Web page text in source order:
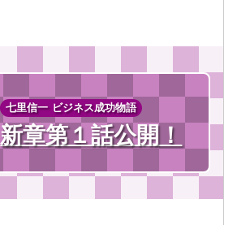
七里信一 ビジネス成功物語
新章第１話公開！